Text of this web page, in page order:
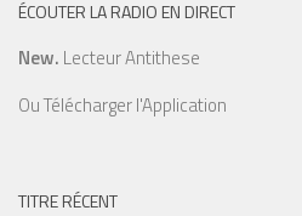
ÉCOUTER LA RADIO EN DIRECT
New. Lecteur Antithese
OuTélécharger l'Application
TITRE RÉCENT